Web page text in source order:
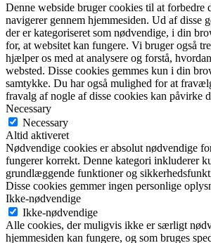
Denne webside bruger cookies til at forbedre
navigerer gennem hjemmesiden. Ud af disse
der er kategoriseret som nødvendige, i din
for, at websitet kan fungere. Vi bruger også
hjælper os med at analysere og forstå,
websted. Disse cookies gemmes kun i din
samtykke. Du har også mulighed for at
fravalg af nogle af disse cookies kan påvirke
Necessary
Necessary
Altid aktiveret
Nødvendige cookies er absolut nødvendige
fungerer korrekt. Denne kategori inkluderer
grundlæggende funktioner og
Disse cookies gemmer ingen personlige
Ikke-nødvendige
Ikke-nødvendige
Alle cookies, der muligvis ikke er særligt
hjemmesiden kan fungere, og som bruges